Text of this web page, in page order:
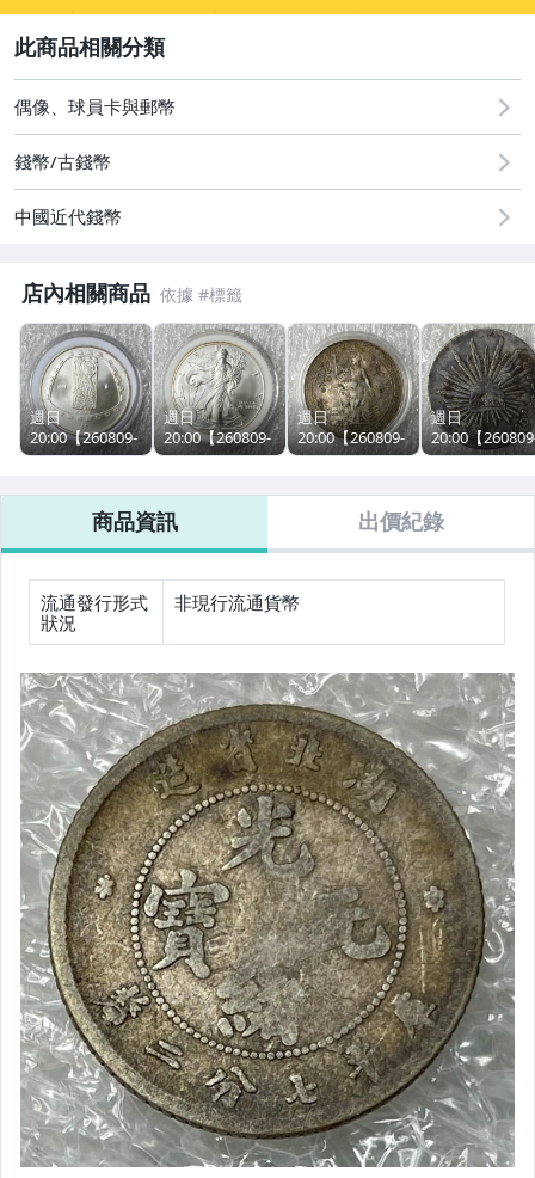
偶像、球員卡與郵幣
偶像、球員卡與郵幣
錢幣/古錢幣
中國近代錢幣
店內相關商品
週日
20:00【260809-
T49】標品以圖
保真=1998年墨
西哥紀念5元銀
幣(1盎司、999
銀)
週日
20:00【260809-
T50】標品以圖
保真=2001年美
國天使壹圓銀幣
(999銀、1盎司)
週日
20:00【260809-
T60】標品以圖
保真=1899年香
港站洋壹圓銀幣
(戳記、900銀、
27克)
週日
20:00【
T58】標品以圖
保真=1893年墨
西哥鷹洋8里亞
爾銀幣(900銀
27克)
商品資訊 出價紀錄
流通發行形式
狀況
非現行流通貨幣